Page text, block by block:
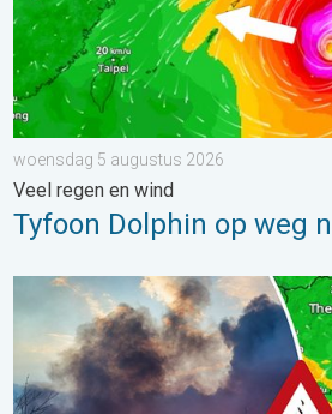
woensdag 5 augustus 2026
Veel regen en wind
Tyfoon Dolphin op weg
Ook in Zuidoost-Europa woeden